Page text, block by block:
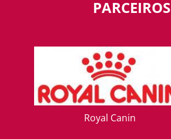
PARCEIROS
Royal Canin